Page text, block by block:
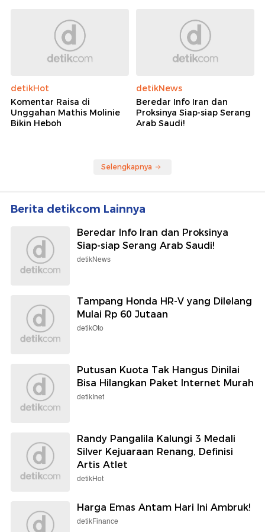
detikHot
Komentar Raisa di
Unggahan Mathis Molinie
Bikin Heboh
detikNews
Beredar Info Iran dan
Proksinya Siap-siap Serang
Arab Saudi!
Selengkapnya
Berita detikcom Lainnya
Beredar Info Iran dan Proksinya
Siap-siap Serang Arab Saudi!
detikNews
Tampang Honda HR-V yang Dilelang
Mulai Rp 60 Jutaan
detikOto
Putusan Kuota Tak Hangus Dinilai
Bisa Hilangkan Paket Internet Murah
detikInet
Randy Pangalila Kalungi 3 Medali
Silver Kejuaraan Renang, Definisi
Artis Atlet
detikHot
Harga Emas Antam Hari Ini Ambruk!
detikFinance